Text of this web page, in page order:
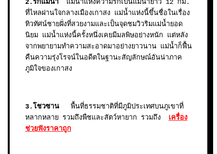
2.รักแม่น้ำ แม่น้ำแห่งความรักเป็นแม่น้ำยาว 12 กม.
ที่ไหลผ่านใจกลางเมืองเกาสง แม่น้ำแห่งนี้ขึ้นชื่อในเรื่อง
ทิวทัศน์ชายฝั่งที่สวยงามและเป็นจุดชมวิวริมแม่น้ำยอด
นิยม แม่น้ำแห่งนี้ครั้งหนึ่งเคยมีมลพิษอย่างหนัก แต่หลัง
จากพยายามทำความสะอาดมาอย่างยาวนาน แม่น้ำก็ฟื้น
คืนความรุ่งโรจน์ในอดีตในฐานะสัญลักษณ์อันน่าภาค
ภูมิใจของเกาสง
3.โชวซาน พื้นที่ธรรมชาติที่มีภูมิประเทศบนภูเขาที่
หลากหลาย รวมถึงพืชและสัตว์หายาก รวมถึง เครื่อง
ช่วยฟังราคาถูก